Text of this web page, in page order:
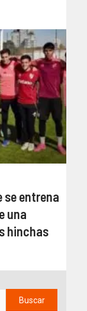
se entrena
una
hinchas